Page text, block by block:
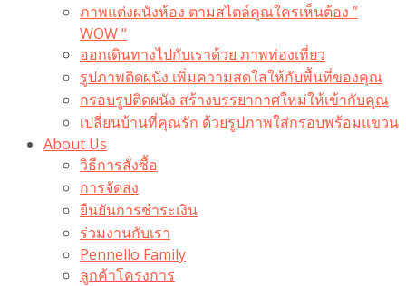
ภาพแต่งผนังห้อง ตามสไตล์คุณใครเห็นต้อง ”
WOW “
ออกเดินทางไปกับเราด้วย ภาพท่องเที่ยว
รูปภาพติดผนัง เพิ่มความสดใสให้กับพื้นที่ของคุณ
กรอบรูปติดผนัง สร้างบรรยากาศใหม่ให้เข้ากับคุณ
เปลี่ยนบ้านที่คุณรัก ด้วยรูปภาพใส่กรอบพร้อมแขวน​
About Us
วิธีการสั่งซื้อ
การจัดส่ง
ยืนยันการชำระเงิน
ร่วมงานกับเรา
Pennello Family
ลูกค้าโครงการ